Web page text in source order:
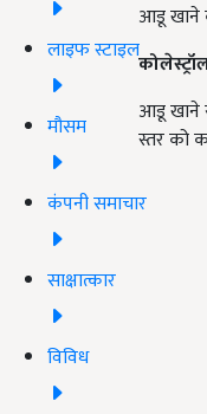
लाइफ स्टाइल
मौसम
कंपनी समाचार
साक्षात्कार
विविध
आडू खाने
आडू खाने
स्तर को